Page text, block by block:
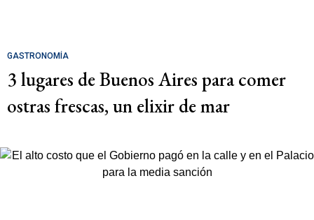
GASTRONOMÍA
3 lugares de Buenos Aires para comer
ostras frescas, un elixir de mar